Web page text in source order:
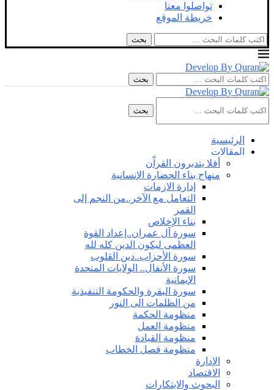
تواصلوا معنا
خريطة الموقع
بحث
بحث
بحث
الرئيسية
المقالات
أفلا يتدبرون القراّن
منهاج بناء الحضارة الإنسانية
إدارة الازمات
التعامل مع الآخر..من النجم إلى
القمر
بناء الإخلاص
سورة آل عمران..إعداد القوة
العظمى ليكون الدين كله لله
سورة الأحزاب..دين القلوب
سورة الأنفال.. الولايات المتحدة
الإيمانية
سورة البقرة والحكومة التنفيذية
من الظلمات الى النور
منظومة الحكمة
منظومة العمل
منظومة القيادة
منظومة فصل الخطاب
الإدارة
الاقتصاد
البحوث والابتكارات